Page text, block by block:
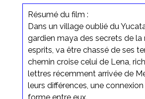
Résumé du film :
Dans un village oublié du
gardien maya des secrets de la
esprits, va être chassé de ses
chemin croise celui de Lena,
lettres récemment arrivée de
leurs différences, une
forme entre eux.